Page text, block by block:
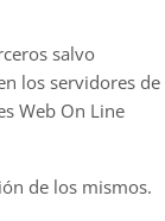
salvo
los servidores de
Web On Line
de los mismos.